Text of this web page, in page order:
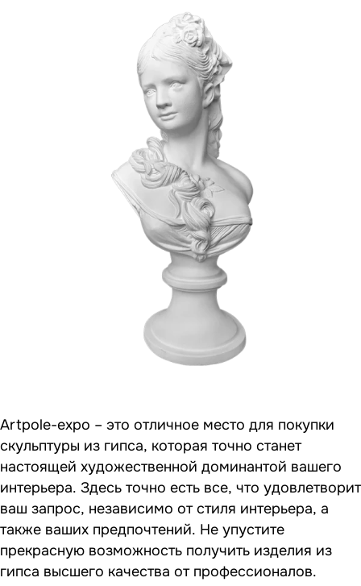
Artpole-expo – это отличное место для покупки
скульптуры из гипса, которая точно станет
настоящей художественной доминантой вашего
интерьера. Здесь точно есть все, что удовлетворит
ваш запрос, независимо от стиля интерьера, а
также ваших предпочтений. Не упустите
прекрасную возможность получить изделия из
гипса высшего качества от профессионалов.